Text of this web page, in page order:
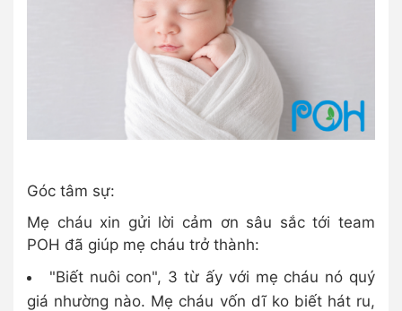
Góc tâm sự:
Mẹ cháu xin gửi lời cảm ơn sâu sắc tới team
POH đã giúp mẹ cháu trở thành:
"Biết nuôi con", 3 từ ấy với mẹ cháu nó quý
giá nhường nào. Mẹ cháu vốn dĩ ko biết hát ru,